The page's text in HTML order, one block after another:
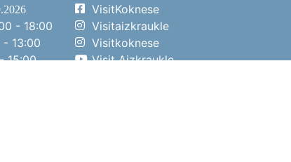
- 18:00
13:00
15:00
VisitKoknese
Visitaizkraukle
Visitkoknese
Visit Aizkraukle